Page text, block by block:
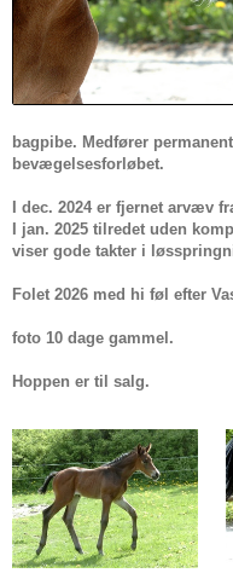
bagpibe. Medfører
bevægelsesforløbet.
I dec. 2024 er fjernet arvæv
I jan. 2025 tilredet uden
viser gode takter i
Folet 2026 med hi føl efter
foto 10 dage gammel.
Hoppen er til salg.